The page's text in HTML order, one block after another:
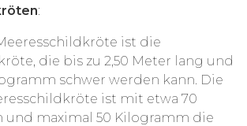
:
ist die
die bis zu 2,50 Meter lang und
schwer werden kann. Die
ist mit etwa 70
und maximal 50 Kilogramm die